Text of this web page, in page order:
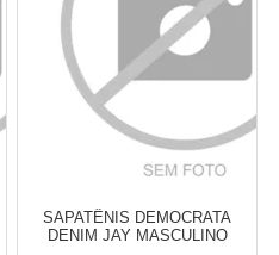
SAPATÊNIS DEMOCRATA
DENIM JAY MASCULINO